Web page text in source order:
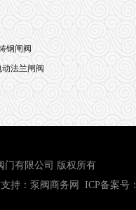
钢闸阀
动法兰闸阀
门有限公司 版权所有
持： 泵阀商务网 ICP备案号：